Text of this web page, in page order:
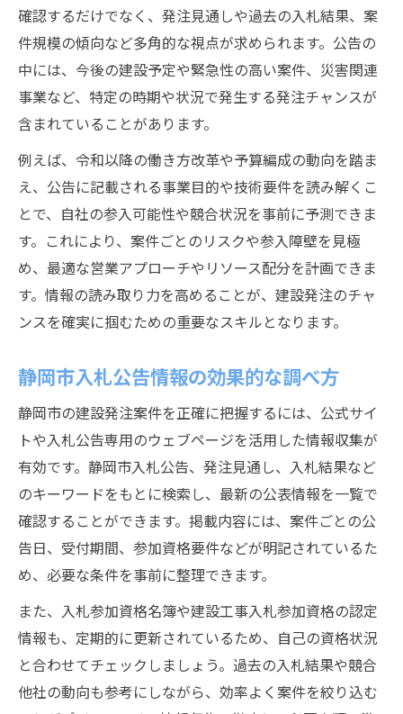
確認するだけでなく、発注見通しや過去の入札結果、案
件規模の傾向など多角的な視点が求められます。公告の
中には、今後の建設予定や緊急性の高い案件、災害関連
事業など、特定の時期や状況で発生する発注チャンスが
含まれていることがあります。
例えば、令和以降の働き方改革や予算編成の動向を踏ま
え、公告に記載される事業目的や技術要件を読み解くこ
とで、自社の参入可能性や競合状況を事前に予測できま
す。これにより、案件ごとのリスクや参入障壁を見極
め、最適な営業アプローチやリソース配分を計画できま
す。情報の読み取り力を高めることが、建設発注のチャ
ンスを確実に掴むための重要なスキルとなります。
静岡市入札公告情報の効果的な調べ方
静岡市の建設発注案件を正確に把握するには、公式サイ
トや入札公告専用のウェブページを活用した情報収集が
有効です。静岡市入札公告、発注見通し、入札結果など
のキーワードをもとに検索し、最新の公表情報を一覧で
確認することができます。掲載内容には、案件ごとの公
告日、受付期間、参加資格要件などが明記されているた
め、必要な条件を事前に整理できます。
また、入札参加資格名簿や建設工事入札参加資格の認定
情報も、定期的に更新されているため、自己の資格状況
と合わせてチェックしましょう。過去の入札結果や競合
他社の動向も参考にしながら、効率よく案件を絞り込む